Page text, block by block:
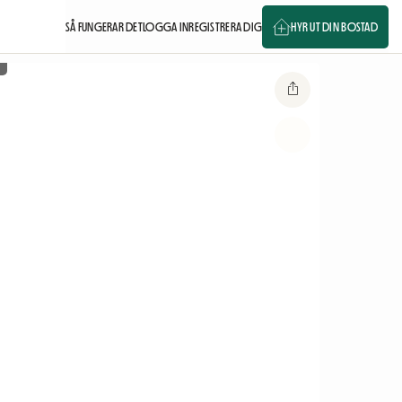
SÅ FUNGERAR DETLOGGA INREGISTRERA DIG HYR UT DIN BOSTAD